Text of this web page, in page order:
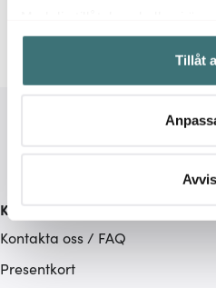
Samla in information om
kan ha en noggrannhet
Identifiera din enhet
Ta reda på mer om hur dina
Du kan ändra eller dra
Vi använder cookies för att
ska anpassas efter det som
Tillåt
Kundservice
Kontakta oss / FAQ
Presentkort